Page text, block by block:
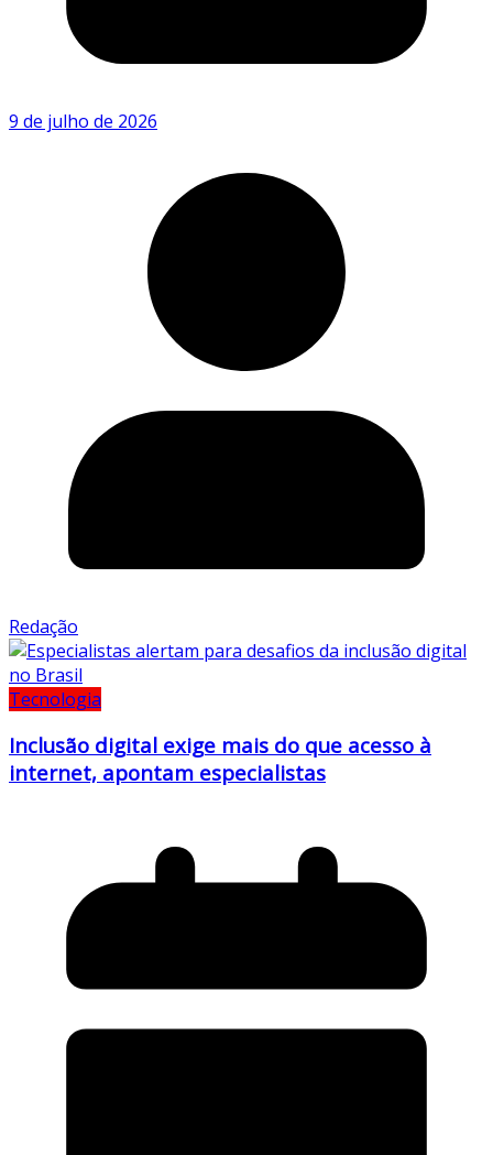
9 de julho de 2026
Redação
Tecnologia
Inclusão digital exige mais do que acesso à
internet, apontam especialistas